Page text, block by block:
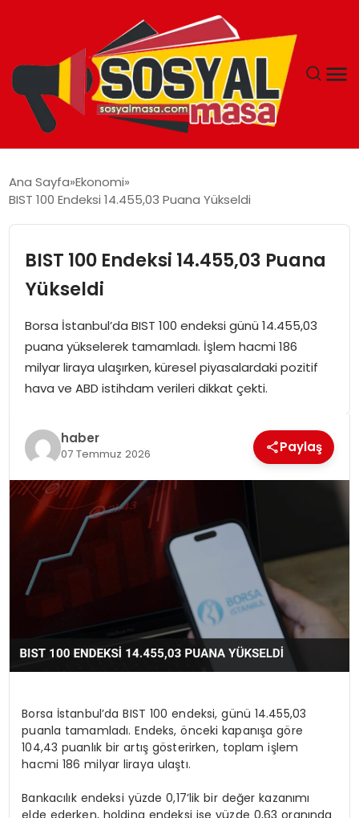
GÜNCEL
TEKNOLOJI
SPOR
MAGAZIN
Ana Sayfa Ekonomi
BIST 100 Endeksi 14.455,03 Puana Yükseldi
BIST 100 Endeksi 14.455,03 Puana
Yükseldi
Borsa İstanbul’da BIST 100 endeksi günü 14.455,03
puana yükselerek tamamladı. İşlem hacmi 186
milyar liraya ulaşırken, küresel piyasalardaki pozitif
hava ve ABD istihdam verileri dikkat çekti.
haber
07 Temmuz 2026 Paylaş
Borsa İstanbul’da BIST 100 endeksi, günü 14.455,03
puanla tamamladı. Endeks, önceki kapanışa göre
104,43 puanlık bir artış gösterirken, toplam işlem
hacmi 186 milyar liraya ulaştı.
Bankacılık endeksi yüzde 0,17’lik bir değer kazanımı